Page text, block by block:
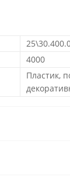
4000
Пластик,